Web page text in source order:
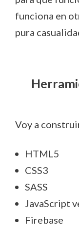
funciona en
pura
Voy a
HTML5
CSS3
SASS
JavaScript
Firebase